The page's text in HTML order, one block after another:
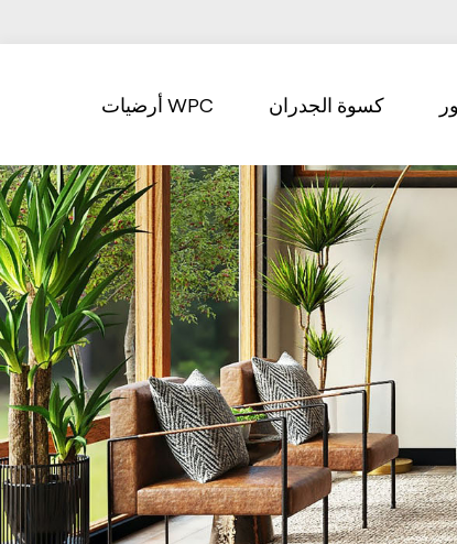
أرضيات WPC كسوة الجدران